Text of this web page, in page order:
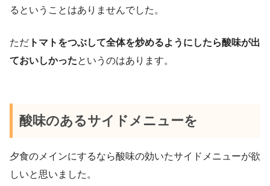
るということはありませんでした。
ただ トマトをつぶして全体を炒めるようにしたら酸味が出
ておいしかったというのはあります。
酸味のあるサイドメニューを
夕食のメインにするなら酸味の効いたサイドメニューが欲
しいと思いました。